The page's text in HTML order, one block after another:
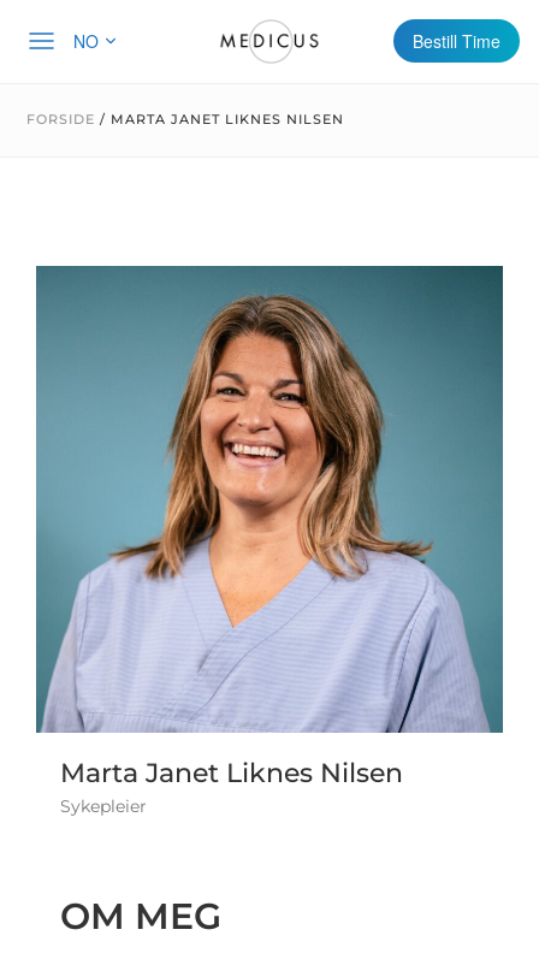
NO Bestill Time
FORSIDE / MARTA JANET LIKNES NILSEN
Marta Janet Liknes Nilsen
Sykepleier
OM MEG